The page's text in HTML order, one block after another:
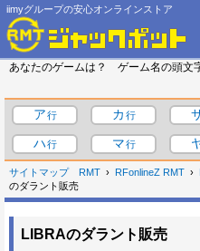
iimyグループの安心オンラインストア
あなたのゲームは？ ゲーム名の頭文
ア
カ
ハ
マ
サイトマップ RMT RFonlineZ RMT
のダラント販売
LIBRAのダラント販売